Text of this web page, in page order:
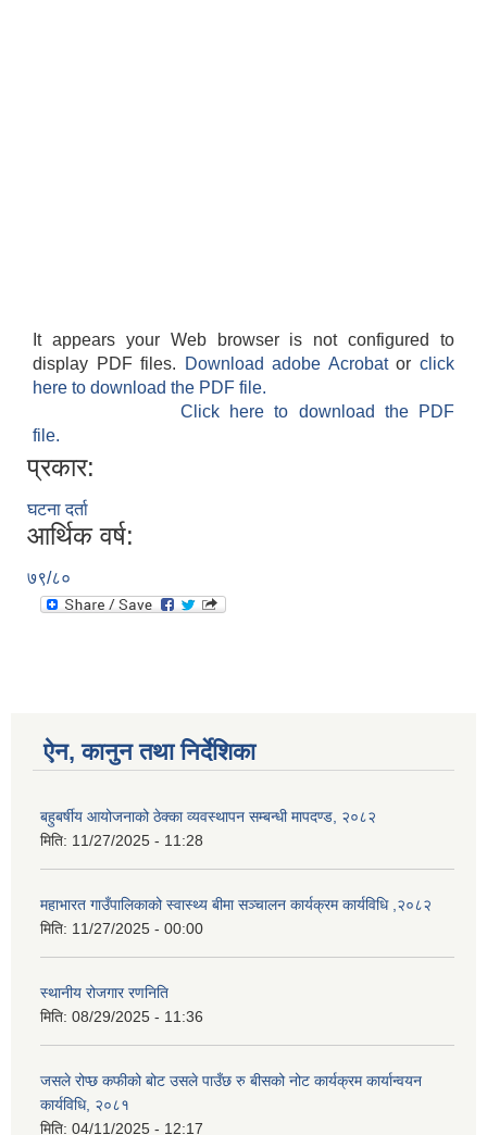
It appears your Web browser is not configured to
display PDF files.
Download adobe Acrobatorclick
here to download the PDF file.
Click here to download the PDF
file.
प्रकार:
घटना दर्ता
आर्थिक वर्ष:
७९/८०
ऐन, कानुन तथा निर्देशिका
बहुबर्षीय आयोजनाको ठेक्का व्यवस्थापन सम्बन्धी मापदण्ड, २०८२
मिति: 11/27/2025 - 11:28
महाभारत गाउँपालिकाको स्वास्थ्य बीमा सञ्चालन कार्यक्रम कार्यविधि ,२०८२
मिति: 11/27/2025 - 00:00
स्थानीय रोजगार रणनिति
मिति: 08/29/2025 - 11:36
जसले रोप्छ कफीको बोट उसले पाउँछ रु बीसको नोट कार्यक्रम कार्यान्वयन
कार्यविधि, २०८१
मिति: 04/11/2025 - 12:17